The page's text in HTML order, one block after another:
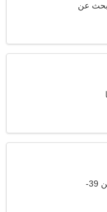
عن
امرأة تبحث عن زوجين 39-